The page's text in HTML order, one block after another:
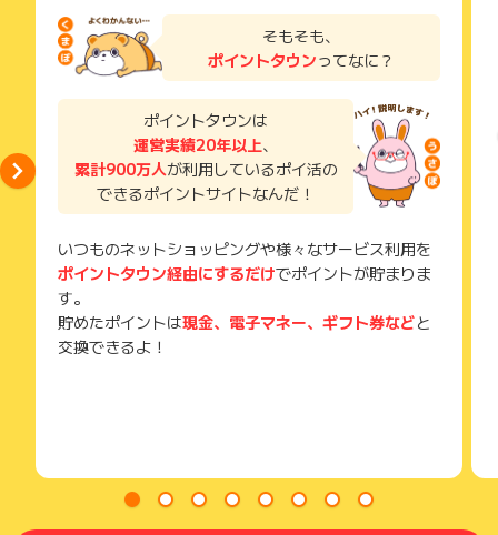
そもそも、
ポイントタウンってなに？
ポイントタウンは
運営実績20年以上、
累計900万人が利用しているポイ活の
できるポイントサイトなんだ！
いつものネットショッピングや様々なサービス利用を
ポイントタウン経由にするだけでポイントが貯まりま
す。
貯めたポイントは現金、電子マネー、ギフト券などと
交換できるよ！